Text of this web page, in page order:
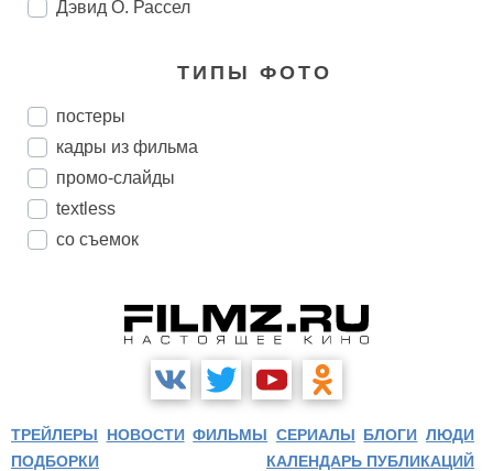
Дэвид О. Рассел
ТИПЫ ФОТО
постеры
кадры из фильма
промо-слайды
textless
со съемок
ТРЕЙЛЕРЫ НОВОСТИ ФИЛЬМЫ СЕРИАЛЫ БЛОГИ ЛЮДИ
ПОДБОРКИ
КАЛЕНДАРЬ ПУБЛИКАЦИЙ